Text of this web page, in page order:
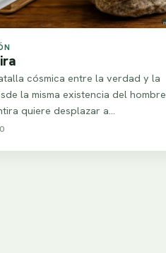
cósmica entre la verdad y la
la misma existencia del hombre.
quiere desplazar a…